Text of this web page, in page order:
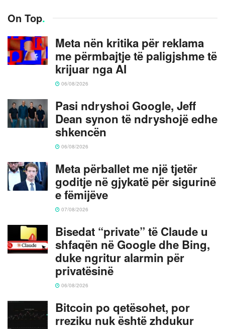
On Top.
Meta nën kritika për reklama
me përmbajtje të paligjshme të
krijuar nga AI
06/08/2026
Pasi ndryshoi Google, Jeff
Dean synon të ndryshojë edhe
shkencën
06/08/2026
Meta përballet me një tjetër
goditje në gjykatë për sigurinë
e fëmijëve
07/08/2026
Bisedat “private” të Claude u
shfaqën në Google dhe Bing,
duke ngritur alarmin për
privatësinë
06/08/2026
Bitcoin po qetësohet, por
rreziku nuk është zhdukur